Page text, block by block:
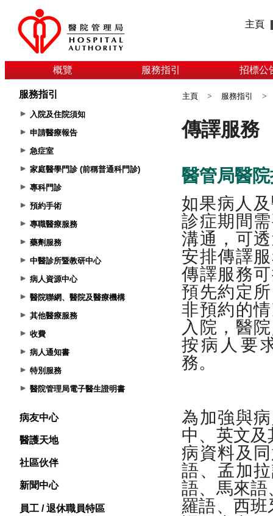
主頁
概覽 服務指引 招標公
服務指引
入院及住院須知
申請醫療報告
急症室
家庭醫學門診 (前稱普通科門診)
專科門診
預約手術
專職醫療服務
藥劑服務
中醫診所暨教研中心
病人資源中心
醫院聯網、醫院及醫療機構
其他醫療服務
收費
病人通知書
特別服務
醫院管理局電子醫生證明書
病友中心
醫護天地
社區伙伴
新聞中心
員工 / 退休職員特區
主頁 > 服務指引 >